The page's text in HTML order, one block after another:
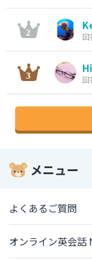
回
回
メニュー
よくあるご質問
オンライン英会話